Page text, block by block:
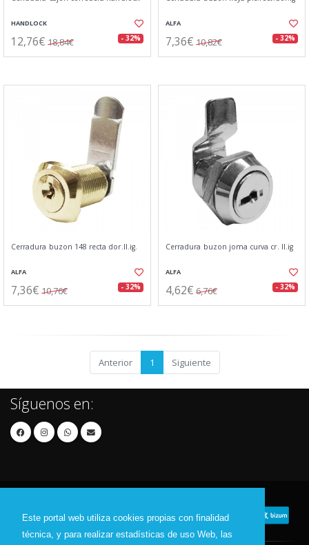
Este portal web utiliza cookies propias con finalidad
técnica, y para realizar estadísticas de uso Web, las
HANDLOCK
12,76€ 18,84€ - 32%
ALFA
7,36€ 10,82€ - 32%
Cerradura buzon 148 recta dor.ll.ig.
ALFA
7,36€ 10,76€ - 32%
Cerradura buzon joma curva cr. ll.ig
ALFA
4,62€ 6,76€ - 32%
Anterior 1 Siguiente
Síguenos en: